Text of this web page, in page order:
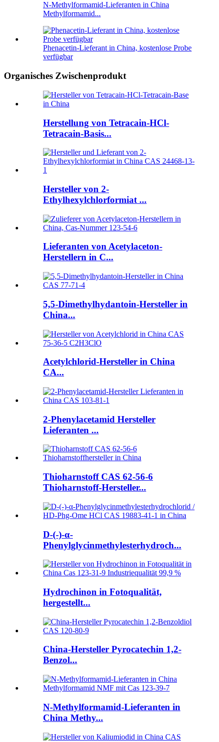
N-Methylformamid-Lieferanten in China
Methylformamid...
Phenacetin-Lieferant in China, kostenlose Probe
verfügbar
Organisches Zwischenprodukt
Herstellung von Tetracain-HCl-
Tetracain-Basis...
Hersteller von 2-
Ethylhexylchlorformiat ...
Lieferanten von Acetylaceton-
Herstellern in C...
5,5-Dimethylhydantoin-Hersteller in
China...
Acetylchlorid-Hersteller in China
CA...
2-Phenylacetamid Hersteller
Lieferanten ...
Thioharnstoff CAS 62-56-6
Thioharnstoff-Hersteller...
D-(-)-α-
Phenylglycinmethylesterhydroch...
Hydrochinon in Fotoqualität,
hergestellt...
China-Hersteller Pyrocatechin 1,2-
Benzol...
N-Methylformamid-Lieferanten in
China Methy...